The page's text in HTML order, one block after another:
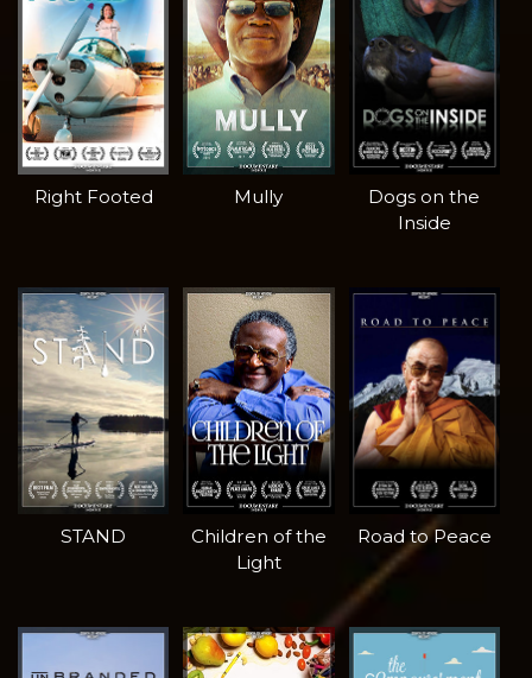
Right Footed Mully
Dogs on the
Inside
STAND
Children of the
Light
Road to Peace